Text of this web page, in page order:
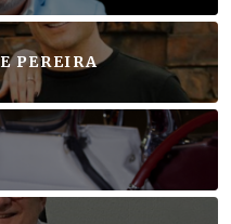
PEREIRA